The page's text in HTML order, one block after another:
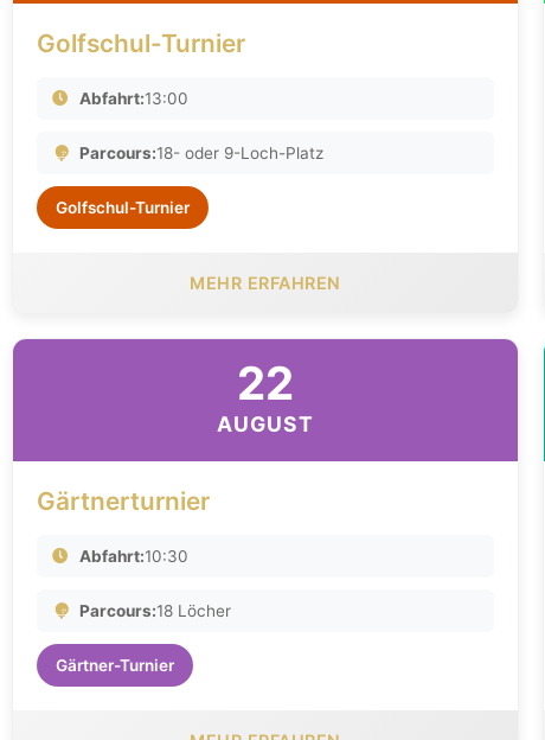
Golfschul-Turnier
Abfahrt:13:00
Parcours:18- oder 9-Loch-Platz
Golfschul-Turnier
MEHR ERFAHREN
22
AUGUST
Gärtnerturnier
Abfahrt:10:30
Parcours:18 Löcher
Gärtner-Turnier